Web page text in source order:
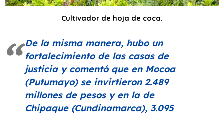
Cultivador de hoja de coca.
De la misma manera, hubo un
fortalecimiento de las casas de
justicia y comentó que en Mocoa
(Putumayo) se invirtieron 2.489
millones de pesos y en la de
Chipaque (Cundinamarca), 3.095